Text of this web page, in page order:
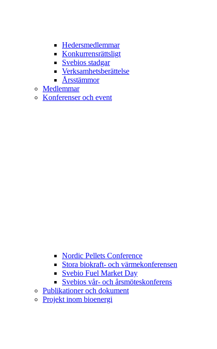
Hedersmedlemmar
Konkurrensrättsligt
Svebios stadgar
Verksamhetsberättelse
Årsstämmor
Medlemmar
Konferenser och event
Nordic Pellets Conference
Stora biokraft- och värmekonferensen
Svebio Fuel Market Day
Svebios vår- och årsmöteskonferens
Publikationer och dokument
Projekt inom bioenergi